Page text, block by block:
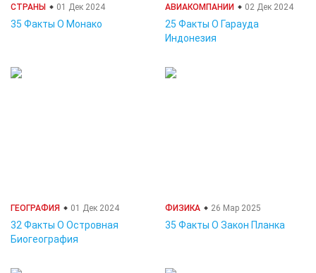
СТРАНЫ 01 Дек 2024
35 Факты О Монако
АВИАКОМПАНИИ 02 Дек 2024
25 Факты О Гарауда
Индонезия
ГЕОГРАФИЯ 01 Дек 2024
32 Факты О Островная
Биогеография
ФИЗИКА 26 Мар 2025
35 Факты О Закон Планка